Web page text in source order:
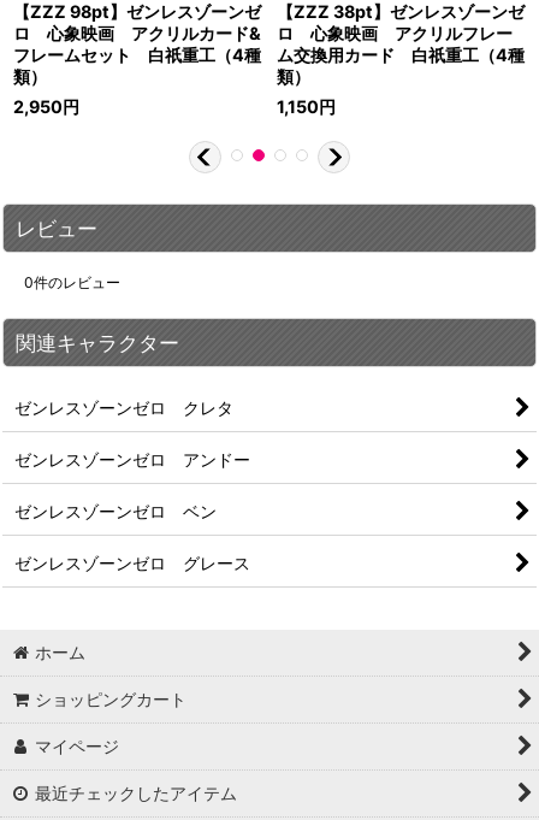
【ZZZ 98pt】ゼンレスゾーンゼ
ロ 心象映画 アクリルカード&
フレームセット 白祇重工（4種
類）
2,950円
【ZZZ 38pt】ゼンレスゾーンゼ
ロ 心象映画 アクリルフレー
ム交換用カード 白祇重工（4種
類）
1,150円
レビュー
0件のレビュー
関連キャラクター
ゼンレスゾーンゼロ クレタ
ゼンレスゾーンゼロ アンドー
ゼンレスゾーンゼロ ベン
ゼンレスゾーンゼロ グレース
ホーム
ショッピングカート
マイページ
最近チェックしたアイテム